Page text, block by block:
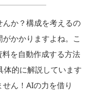
か？構成を考えるの
かかりますよね。こ
を自動作成する方法
体的に解説しています
ん！AIの力を借り